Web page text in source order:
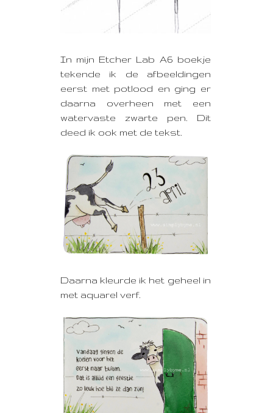
In mijn Etcher Lab A6 boekje
tekende ik de afbeeldingen
eerst met potlood en ging er
daarna overheen met een
watervaste zwarte pen. Dit
deed ik ook met de tekst.
Daarna kleurde ik het geheel in
met aquarel verf.